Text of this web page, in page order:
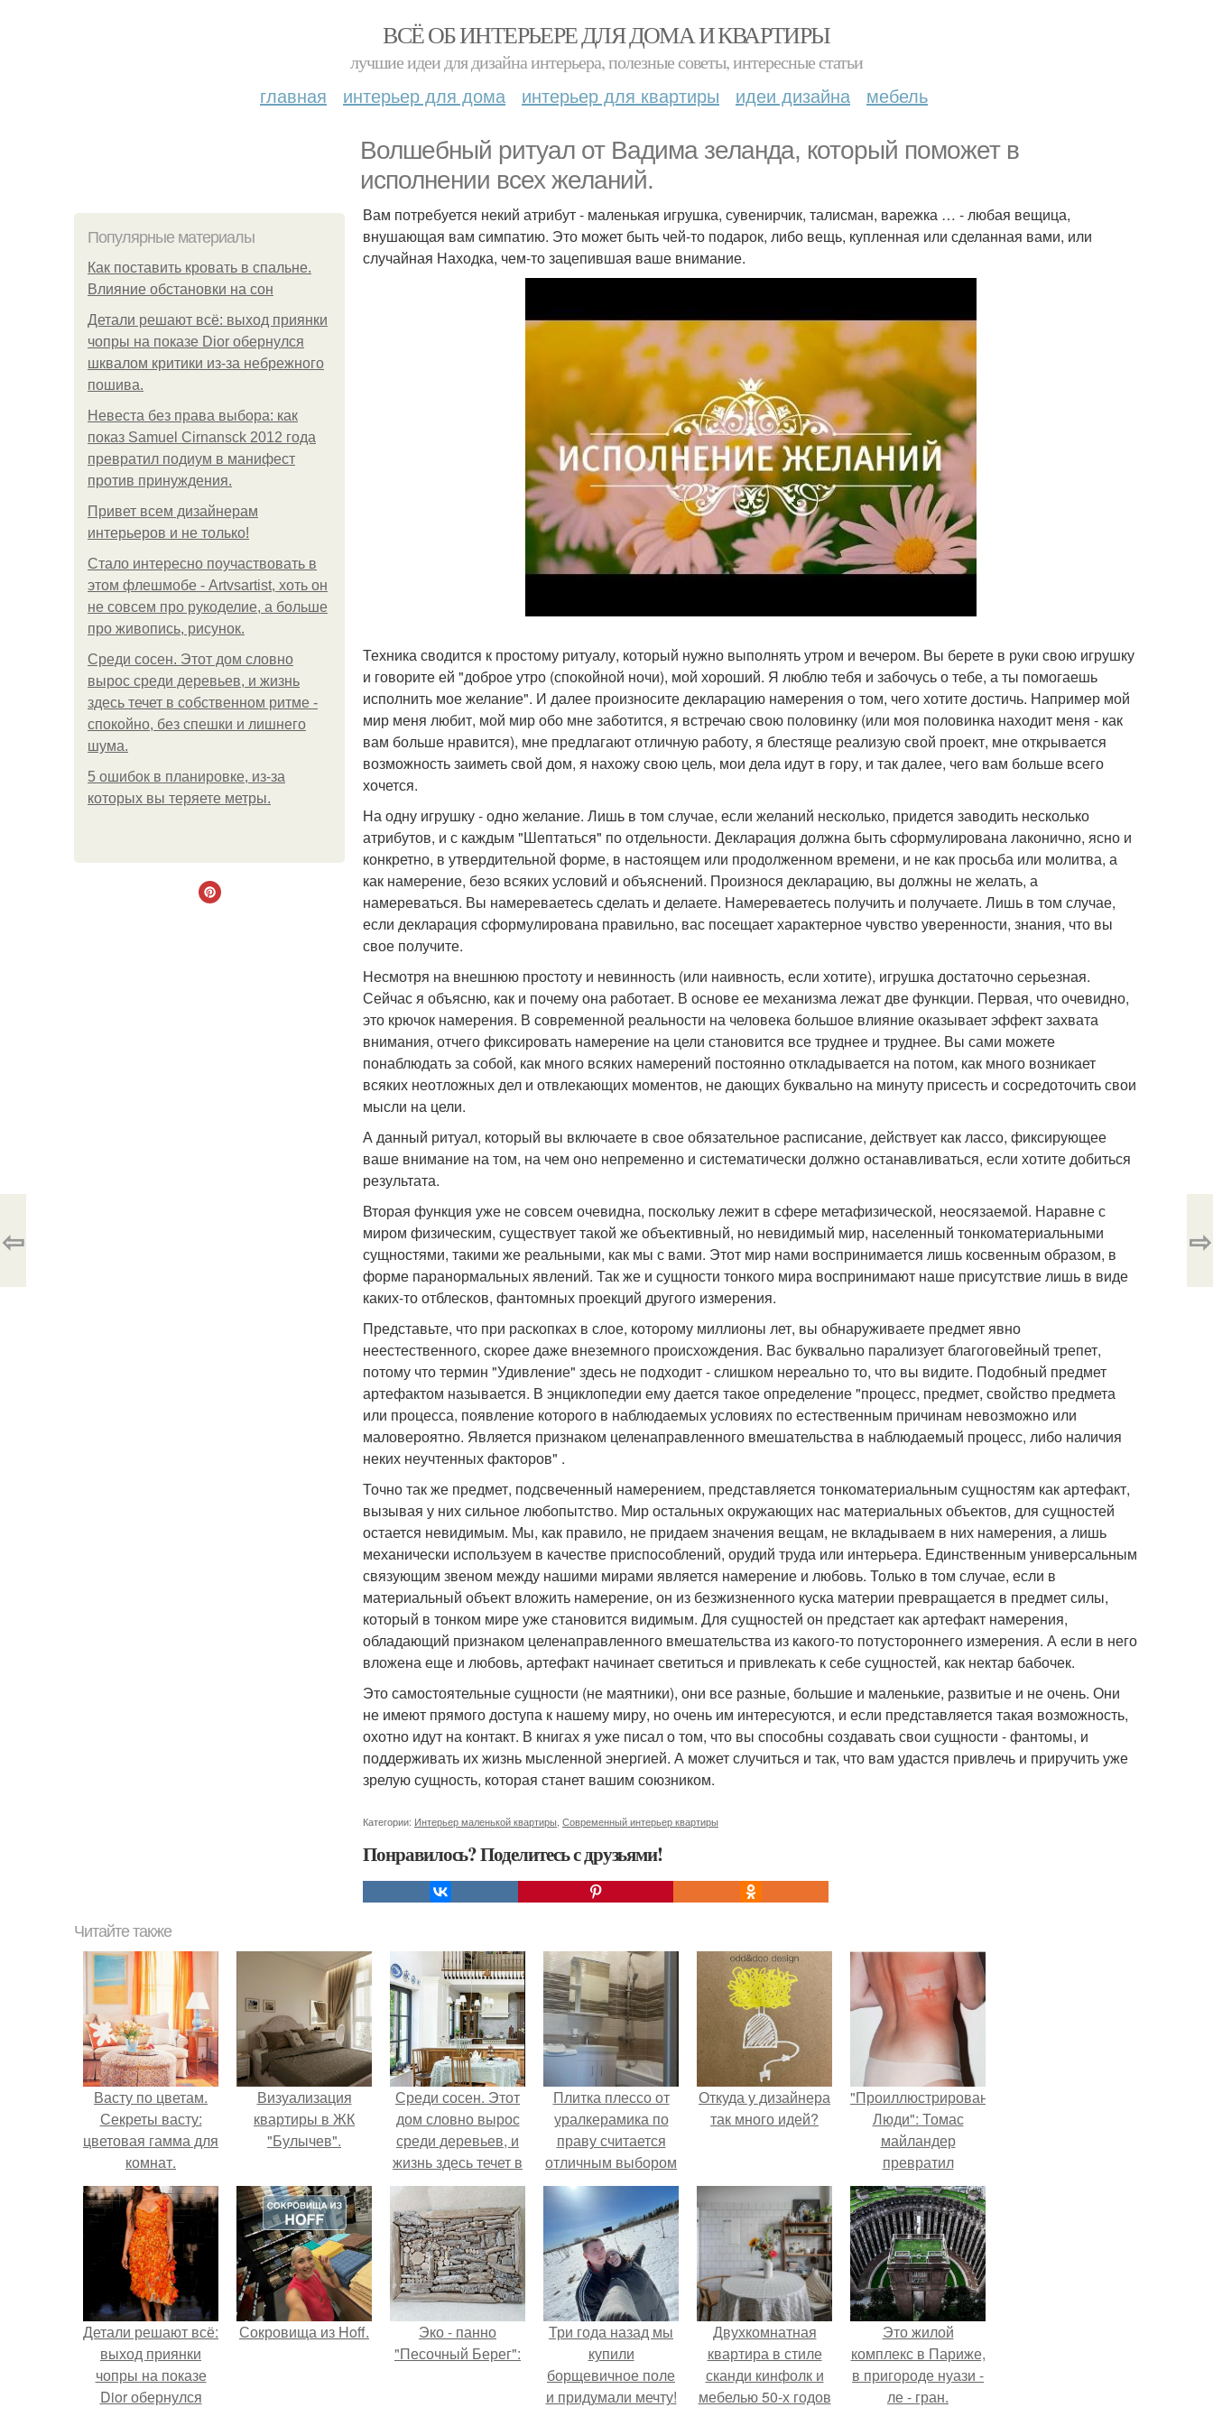
ВСЁ ОБ ИНТЕРЬЕРЕ ДЛЯ ДОМА И КВАРТИРЫ
лучшие идеи для дизайна интерьера, полезные советы, интересные статьи
главная интерьер для дома интерьер для квартиры идеи дизайна мебель
Волшебный ритуал от Вадима зеланда, который поможет в
исполнении всех желаний.
Популярные материалы
Как поставить кровать в спальне.
Влияние обстановки на сон
Детали решают всё: выход приянки
чопры на показе Dior обернулся
шквалом критики из-за небрежного
пошива.
Невеста без права выбора: как
показ Samuel Cirnansck 2012 года
превратил подиум в манифест
против принуждения.
Привет всем дизайнерам
интерьеров и не только!
Стало интересно поучаствовать в
этом флешмобе - Artvsartist, хоть он
не совсем про рукоделие, а больше
про живопись, рисунок.
Среди сосен. Этот дом словно
вырос среди деревьев, и жизнь
здесь течет в собственном ритме -
спокойно, без спешки и лишнего
шума.
5 ошибок в планировке, из-за
которых вы теряете метры.
Вам потребуется некий атрибут - маленькая игрушка, сувенирчик, талисман, варежка … - любая вещица,
внушающая вам симпатию. Это может быть чей-то подарок, либо вещь, купленная или сделанная вами, или
случайная Находка, чем-то зацепившая ваше внимание.
Техника сводится к простому ритуалу, который нужно выполнять утром и вечером. Вы берете в руки свою игрушку
и говорите ей "доброе утро (спокойной ночи), мой хороший. Я люблю тебя и забочусь о тебе, а ты помогаешь
исполнить мое желание". И далее произносите декларацию намерения о том, чего хотите достичь. Например мой
мир меня любит, мой мир обо мне заботится, я встречаю свою половинку (или моя половинка находит меня - как
вам больше нравится), мне предлагают отличную работу, я блестяще реализую свой проект, мне открывается
возможность заиметь свой дом, я нахожу свою цель, мои дела идут в гору, и так далее, чего вам больше всего
хочется.
На одну игрушку - одно желание. Лишь в том случае, если желаний несколько, придется заводить несколько
атрибутов, и с каждым "Шептаться" по отдельности. Декларация должна быть сформулирована лаконично, ясно и
конкретно, в утвердительной форме, в настоящем или продолженном времени, и не как просьба или молитва, а
как намерение, безо всяких условий и объяснений. Произнося декларацию, вы должны не желать, а
намереваться. Вы намереваетесь сделать и делаете. Намереваетесь получить и получаете. Лишь в том случае,
если декларация сформулирована правильно, вас посещает характерное чувство уверенности, знания, что вы
свое получите.
Несмотря на внешнюю простоту и невинность (или наивность, если хотите), игрушка достаточно серьезная.
Сейчас я объясню, как и почему она работает. В основе ее механизма лежат две функции. Первая, что очевидно,
это крючок намерения. В современной реальности на человека большое влияние оказывает эффект захвата
внимания, отчего фиксировать намерение на цели становится все труднее и труднее. Вы сами можете
понаблюдать за собой, как много всяких намерений постоянно откладывается на потом, как много возникает
всяких неотложных дел и отвлекающих моментов, не дающих буквально на минуту присесть и сосредоточить свои
мысли на цели.
А данный ритуал, который вы включаете в свое обязательное расписание, действует как лассо, фиксирующее
ваше внимание на том, на чем оно непременно и систематически должно останавливаться, если хотите добиться
результата.
Вторая функция уже не совсем очевидна, поскольку лежит в сфере метафизической, неосязаемой. Наравне с
миром физическим, существует такой же объективный, но невидимый мир, населенный тонкоматериальными
сущностями, такими же реальными, как мы с вами. Этот мир нами воспринимается лишь косвенным образом, в
форме паранормальных явлений. Так же и сущности тонкого мира воспринимают наше присутствие лишь в виде
каких-то отблесков, фантомных проекций другого измерения.
Представьте, что при раскопках в слое, которому миллионы лет, вы обнаруживаете предмет явно
неестественного, скорее даже внеземного происхождения. Вас буквально парализует благоговейный трепет,
потому что термин "Удивление" здесь не подходит - слишком нереально то, что вы видите. Подобный предмет
артефактом называется. В энциклопедии ему дается такое определение "процесс, предмет, свойство предмета
или процесса, появление которого в наблюдаемых условиях по естественным причинам невозможно или
маловероятно. Является признаком целенаправленного вмешательства в наблюдаемый процесс, либо наличия
неких неучтенных факторов" .
Точно так же предмет, подсвеченный намерением, представляется тонкоматериальным сущностям как артефакт,
вызывая у них сильное любопытство. Мир остальных окружающих нас материальных объектов, для сущностей
остается невидимым. Мы, как правило, не придаем значения вещам, не вкладываем в них намерения, а лишь
механически используем в качестве приспособлений, орудий труда или интерьера. Единственным универсальным
связующим звеном между нашими мирами является намерение и любовь. Только в том случае, если в
материальный объект вложить намерение, он из безжизненного куска материи превращается в предмет силы,
который в тонком мире уже становится видимым. Для сущностей он предстает как артефакт намерения,
обладающий признаком целенаправленного вмешательства из какого-то потустороннего измерения. А если в него
вложена еще и любовь, артефакт начинает светиться и привлекать к себе сущностей, как нектар бабочек.
Это самостоятельные сущности (не маятники), они все разные, большие и маленькие, развитые и не очень. Они
не имеют прямого доступа к нашему миру, но очень им интересуются, и если представляется такая возможность,
охотно идут на контакт. В книгах я уже писал о том, что вы способны создавать свои сущности - фантомы, и
поддерживать их жизнь мысленной энергией. А может случиться и так, что вам удастся привлечь и приручить уже
зрелую сущность, которая станет вашим союзником.
Категории: Интерьер маленькой квартиры Современный интерьер квартиры
Понравилось? Поделитесь с друзьями!
⇦ ⇨
Читайте также
Васту по цветам.
Секреты васту:
цветовая гамма для
комнат.
Визуализация
квартиры в ЖК
"Булычев".
Среди сосен. Этот
дом словно вырос
среди деревьев, и
жизнь здесь течет в
собственном ритме
- спокойно, без
спешки и лишнего
шума.
Плитка плессо от
уралкерамика по
праву считается
отличным выбором
кафеля для стен и
пола в ванной,
прихожей или
санузле.
Откуда у дизайнера
так много идей?
"Проиллюстрированные
Люди": Томас
майландер
превратил
солнечные ожоги в
арт - объект.
Детали решают всё:
выход приянки
чопры на показе
Dior обернулся
Сокровища из Hoff.
Эко - панно
"Песочный Берег":
Три года назад мы
купили
борщевичное поле
и придумали мечту!
Двухкомнатная
квартира в стиле
сканди кинфолк и
мебелью 50-х годов
Это жилой
комплекс в Париже,
в пригороде нуази -
ле - гран.